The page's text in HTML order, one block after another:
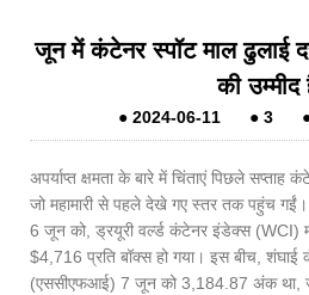
जून में कंटेनर स्पॉट माल ढुलाई
की उम्मीद
● 2024-06-11 ● 3
अपर्याप्त क्षमता के बारे में चिंताएं पिछले सप्ताह
जो महामारी से पहले देखे गए स्तर तक पहुंच गईं।
6 जून को, ड्रयूरी वर्ल्ड कंटेनर इंडेक्स (WCI)
$4,716 प्रति बॉक्स हो गया। इस बीच,
(एससीएफआई) 7 जून को 3,184.87 अंक था,